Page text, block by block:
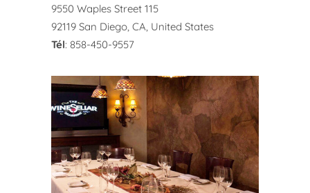
9550 Waples Street 115
92119 San Diego, CA, United States
Tél: 858-450-9557